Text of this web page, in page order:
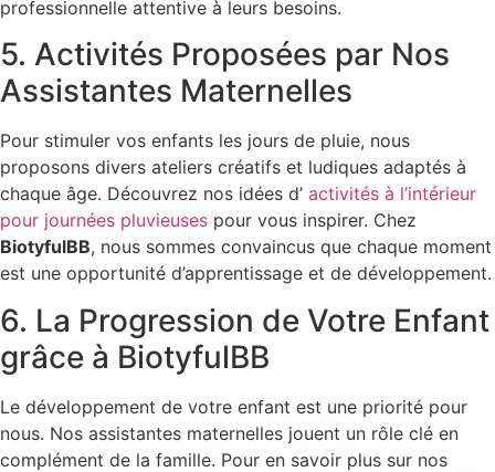
professionnelle attentive à leurs besoins.
5. Activités Proposées par Nos
Assistantes Maternelles
Pour stimuler vos enfants les jours de pluie, nous
proposons divers ateliers créatifs et ludiques adaptés à
chaque âge. Découvrez nos idées d’ activités à l’intérieur
pour journées pluvieuses pour vous inspirer. Chez
BiotyfulBB, nous sommes convaincus que chaque moment
est une opportunité d’apprentissage et de développement.
6. La Progression de Votre Enfant
grâce à BiotyfulBB
Le développement de votre enfant est une priorité pour
nous. Nos assistantes maternelles jouent un rôle clé en
complément de la famille. Pour en savoir plus sur nos